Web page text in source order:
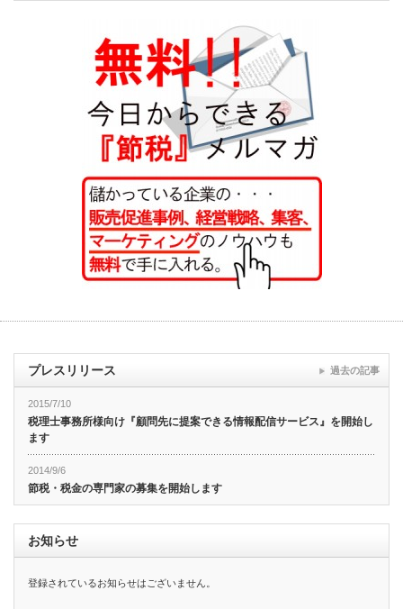
プレスリリース
2015/7/10
税理士事務所様向け『顧問先に提案できる情報配信サービス』を開始し
ます
2014/9/6
節税・税金の専門家の募集を開始します
過去の記事
お知らせ
登録されているお知らせはございません。